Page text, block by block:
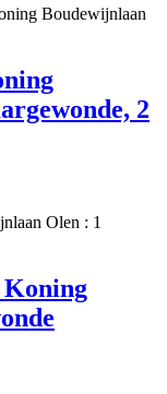
2
Koning